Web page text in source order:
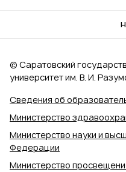
Сведения об
Министерство
Министерство науки и
Федерации
Министерство
© Саратовский
университет им. В. И.